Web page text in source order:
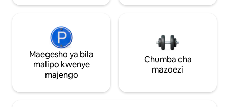
Maegesho ya bila
malipo kwenye
majengo
Chumba cha
mazoezi